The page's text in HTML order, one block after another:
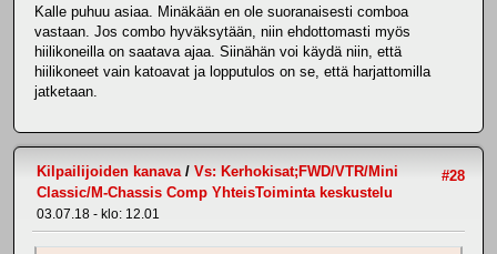
Kalle puhuu asiaa. Minäkään en ole suoranaisesti comboa
vastaan. Jos combo hyväksytään, niin ehdottomasti myös
hiilikoneilla on saatava ajaa. Siinähän voi käydä niin, että
hiilikoneet vain katoavat ja lopputulos on se, että harjattomilla
jatketaan.
#28
Kilpailijoiden kanava / Vs: Kerhokisat;FWD/VTR/Mini
Classic/M-Chassis Comp YhteisToiminta keskustelu
03.07.18 - klo: 12.01